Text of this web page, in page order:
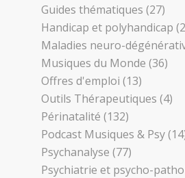
Guides thématiques (27)
Handicap et polyhandicap
Maladies neuro-
Musiques du Monde (36)
Offres d'emploi (13)
Outils Thérapeutiques (4)
Périnatalité (132)
Podcast Musiques & Psy
Psychanalyse (77)
Psychiatrie et psycho-